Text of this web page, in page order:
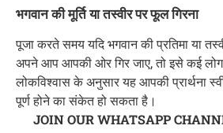
भगवान की मूर्ति या तस्वीर पर फूल गिरना
पूजा करते समय यदि भगवान की प्रतिमा या
अपने आप आपकी ओर गिर जाए, तो इसे कई
लोकविश्वास के अनुसार यह आपकी प्रार्थना
पूर्ण होने का संकेत हो सकता है।
JOIN OUR WHATSAPP